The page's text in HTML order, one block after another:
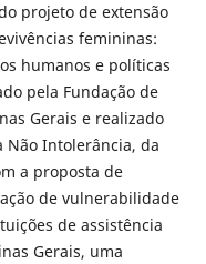
projeto de extensão
femininas:
humanos e políticas
pela Fundação de
Gerais e realizado
Não Intolerância, da
a proposta de
de vulnerabilidade
de assistência
Gerais, uma